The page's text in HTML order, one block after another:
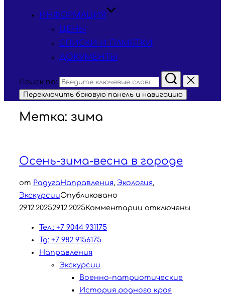
ИНФОРМАЦИЯ
ЦЕНЫ
СПИСКИ И ПАМЯТКИ
ДОКУМЕНТЫ
Поиск по:
Переключить боковую панель и навигацию
Метка: зима
Осень-зима-весна в городе
от РадугаНаправления, Экология,
ЭкскурсииОпубликовано
29.12.202529.12.2025Комментарии отключены
Тел.: +7 9044 931175
Tg: +7 982 9156175
Направления
Экскурсии
Военно-патриотические
История родного края